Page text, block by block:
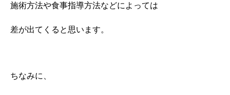
施術方法や食事指導方法などによっては
差が出てくると思います。
ちなみに、